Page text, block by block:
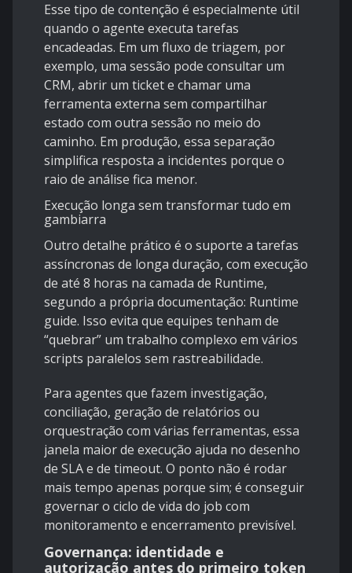
Esse tipo de contenção é especialmente útil
quando o agente executa tarefas
encadeadas. Em um fluxo de triagem, por
exemplo, uma sessão pode consultar um
CRM, abrir um ticket e chamar uma
ferramenta externa sem compartilhar
estado com outra sessão no meio do
caminho. Em produção, essa separação
simplifica resposta a incidentes porque o
raio de análise fica menor.
Execução longa sem transformar tudo em
gambiarra
Outro detalhe prático é o suporte a tarefas
assíncronas de longa duração, com execução
de até 8 horas na camada de Runtime,
segundo a própria documentação: Runtime
guide. Isso evita que equipes tenham de
“quebrar” um trabalho complexo em vários
scripts paralelos sem rastreabilidade.
Para agentes que fazem investigação,
conciliação, geração de relatórios ou
orquestração com várias ferramentas, essa
janela maior de execução ajuda no desenho
de SLA e de timeout. O ponto não é rodar
mais tempo apenas porque sim; é conseguir
governar o ciclo de vida do job com
monitoramento e encerramento previsível.
Governança: identidade e
autorização antes do primeiro token